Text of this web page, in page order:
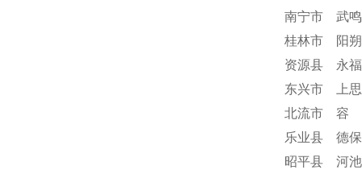
南宁市 武
桂林市 阳
资源县 永
东兴市 上
北流市 容
乐业县 德
昭平县 河